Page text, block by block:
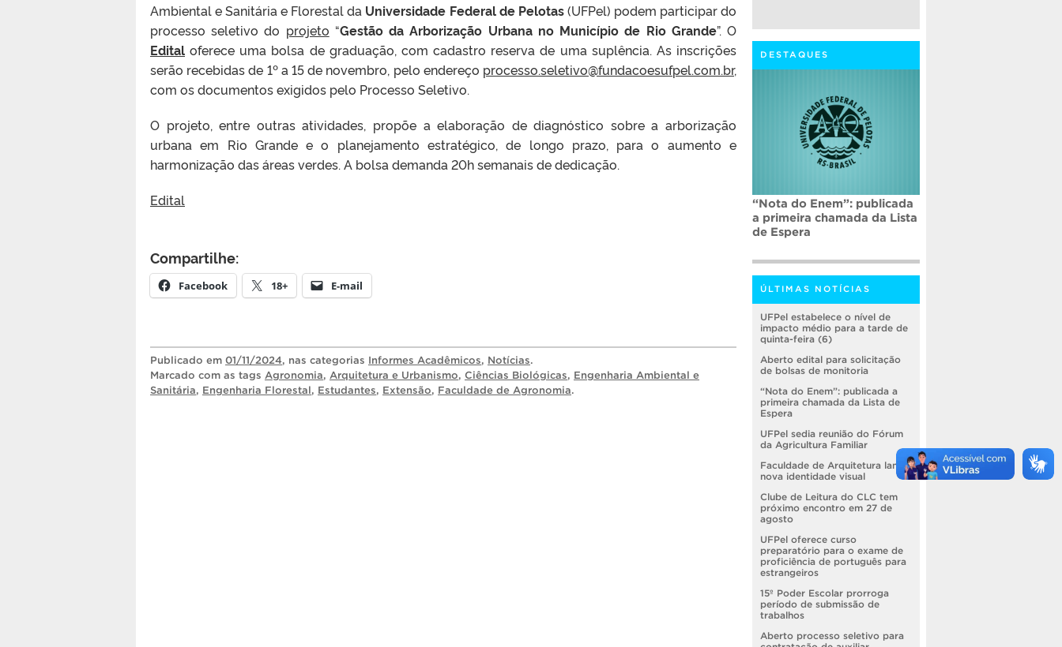
Ambiental e Sanitária e Florestal da Universidade Federal de Pelotas(UFPel) podem participar do
processo seletivo do projeto “Gestão da Arborização Urbana no Município de Rio Grande”. O
Edital oferece uma bolsa de graduação, com cadastro reserva de uma suplência. As inscrições
serão recebidas de 1º a 15 de novembro, pelo endereço processo.seletivo@fundacoesufpel.com.br,
com os documentos exigidos pelo Processo Seletivo.
O projeto, entre outras atividades, propõe a elaboração de diagnóstico sobre a arborização
urbana em Rio Grande e o planejamento estratégico, de longo prazo, para o aumento e
harmonização das áreas verdes. A bolsa demanda 20h semanais de dedicação.
Edital
Compartilhe:
Facebook 18+ E-mail
Publicado em 01/11/2024, nas categorias Informes Acadêmicos, Notícias.
Marcado com as tags Agronomia, Arquitetura e Urbanismo, Ciências Biológicas, Engenharia Ambiental e
Sanitária, Engenharia Florestal, Estudantes, Extensão, Faculdade de Agronomia.
DESTAQUES
“Nota do Enem”: publicada
a primeira chamada da Lista
de Espera
ÚLTIMAS NOTÍCIAS
UFPel estabelece o nível de
impacto médio para a tarde de
quinta-feira (6)
Aberto edital para solicitação
de bolsas de monitoria
“Nota do Enem”: publicada a
primeira chamada da Lista de
Espera
UFPel sedia reunião do Fórum
da Agricultura Familiar
Faculdade de Arquitetura lança
nova identidade visual
Clube de Leitura do CLC tem
próximo encontro em 27 de
agosto
UFPel oferece curso
preparatório para o exame de
proficiência de português para
estrangeiros
15º Poder Escolar prorroga
período de submissão de
trabalhos
Aberto processo seletivo para